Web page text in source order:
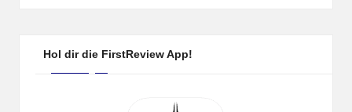
Hol dir die FirstReview App!